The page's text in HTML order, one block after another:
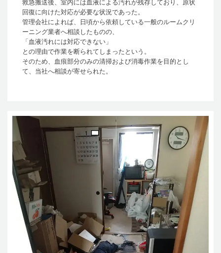
救急搬送後、室内には血液による汚れが残存しており、原状
回復に向けた対応が必要な状況であった。
管理会社によれば、日頃から依頼している一般のルームクリ
ーニング業者へ相談したものの、
「血液汚れには対応できない」
との理由で作業を断られてしまったという。
そのため、血痕部分のみの清掃および消毒作業を目的とし
て、当社へ相談が寄せられた。